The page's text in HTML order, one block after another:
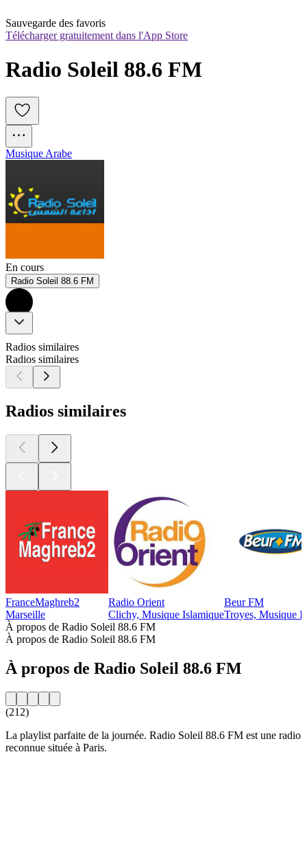
Sauvegarde des favoris
Télécharger gratuitement dans l'App Store
Radio Soleil 88.6 FM
Musique Arabe
En cours
Radio Soleil 88.6 FM
Radios similaires
Radios similaires
Radios similaires
FranceMaghreb2
Marseille
Radio Orient
Clichy, Musique Islamique
Beur FM
Troyes, Musique
À propos de Radio Soleil 88.6 FM
À propos de Radio Soleil 88.6 FM
À propos de Radio Soleil 88.6 FM
(212)
La playlist parfaite de la journée. Radio Soleil 88.6 FM est une radio
reconnue située à Paris.